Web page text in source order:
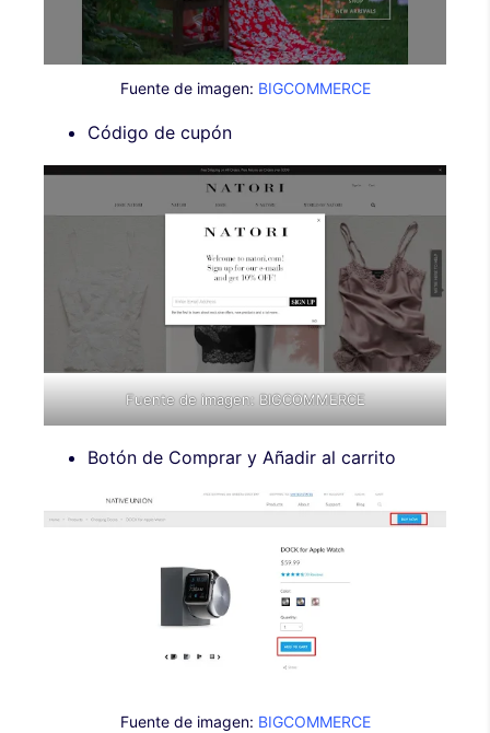
Fuente de imagen: BIGCOMMERCE
Código de cupón
Fuente de imagen:BIGCOMMERCE
Botón de Comprar y Añadir al carrito
Fuente de imagen: BIGCOMMERCE